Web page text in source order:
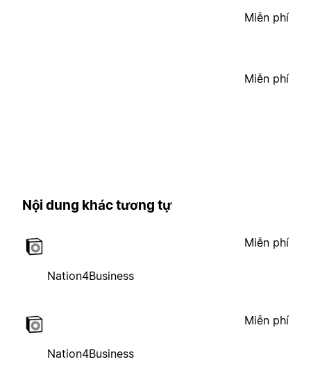
Miễn phí
Miễn phí
Nội dung khác tương tự
Nation4Business
Miễn phí
Nation4Business
Miễn phí